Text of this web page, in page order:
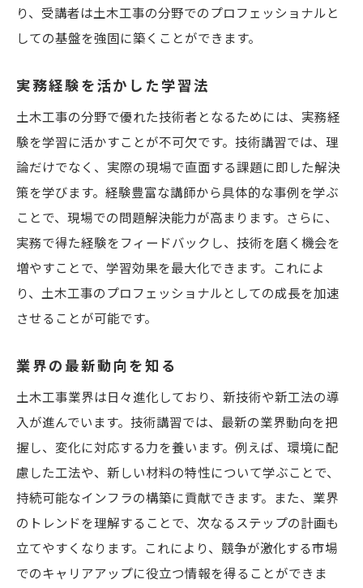
り、受講者は土木工事の分野でのプロフェッショナルと
しての基盤を強固に築くことができます。
実務経験を活かした学習法
土木工事の分野で優れた技術者となるためには、実務経
験を学習に活かすことが不可欠です。技術講習では、理
論だけでなく、実際の現場で直面する課題に即した解決
策を学びます。経験豊富な講師から具体的な事例を学ぶ
ことで、現場での問題解決能力が高まります。さらに、
実務で得た経験をフィードバックし、技術を磨く機会を
増やすことで、学習効果を最大化できます。これによ
り、土木工事のプロフェッショナルとしての成長を加速
させることが可能です。
業界の最新動向を知る
土木工事業界は日々進化しており、新技術や新工法の導
入が進んでいます。技術講習では、最新の業界動向を把
握し、変化に対応する力を養います。例えば、環境に配
慮した工法や、新しい材料の特性について学ぶことで、
持続可能なインフラの構築に貢献できます。また、業界
のトレンドを理解することで、次なるステップの計画も
立てやすくなります。これにより、競争が激化する市場
でのキャリアアップに役立つ情報を得ることができま